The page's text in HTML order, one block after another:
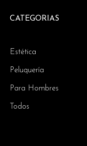
CATEGORIAS
Estética
Peluquería
Para Hombres
Todos